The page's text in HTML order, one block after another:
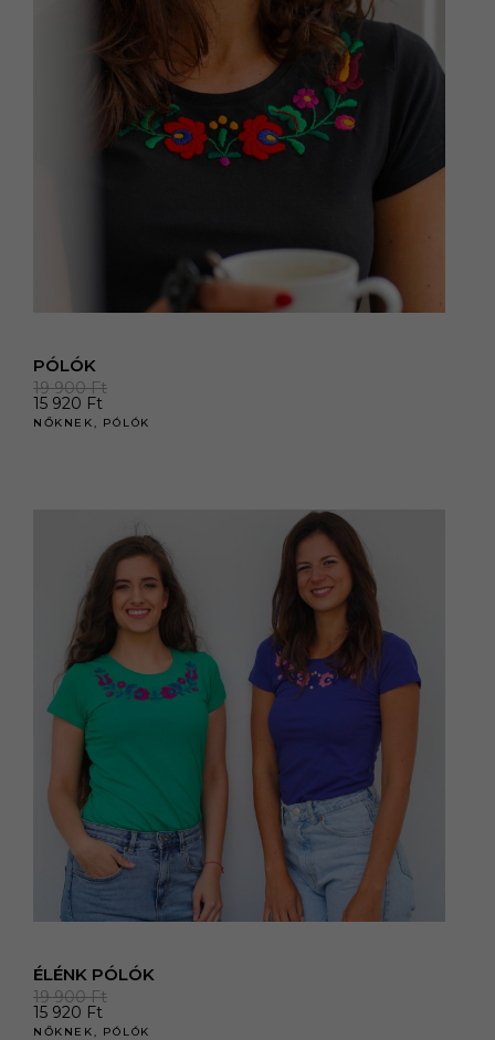
PÓLÓK
19 900Ft
15 920 Ft
NŐKNEK, PÓLÓK
ÉLÉNK PÓLÓK
19 900Ft
15 920 Ft
NŐKNEK, PÓLÓK